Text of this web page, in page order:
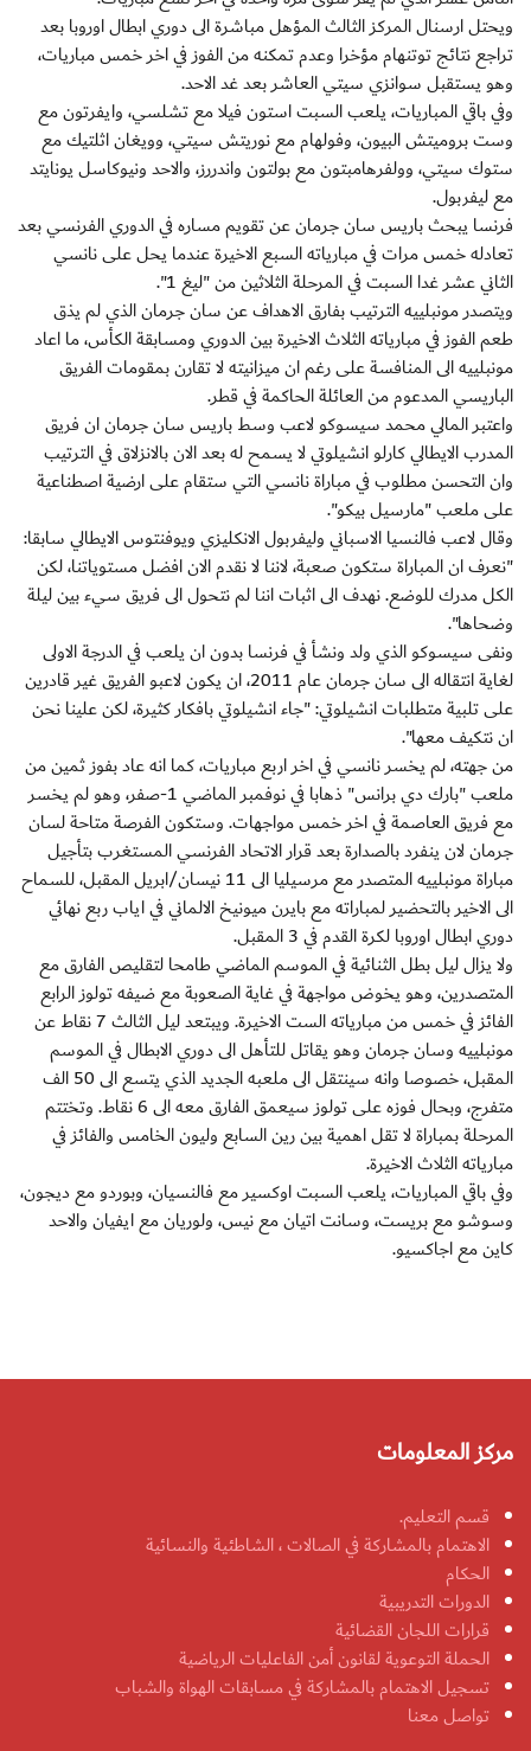
ويحتل ارسنال المركز الثالث المؤهل مباشرة الى دوري ابطال اوروبا بعد
تراجع نتائج توتنهام مؤخرا وعدم تمكنه من الفوز في اخر خمس مباريات،
وهو يستقبل سوانزي سيتي العاشر بعد غد الاحد.
وفي باقي المباريات، يلعب السبت استون فيلا مع تشلسي، وايفرتون مع
وست بروميتش البيون، وفولهام مع نوريتش سيتي، وويغان اثلتيك مع
ستوك سيتي، وولفرهامبتون مع بولتون واندررز، والاحد ونيوكاسل يونايتد
مع ليفربول.
فرنسا يبحث باريس سان جرمان عن تقويم مساره في الدوري الفرنسي بعد
تعادله خمس مرات في مبارياته السبع الاخيرة عندما يحل على نانسي
الثاني عشر غدا السبت في المرحلة الثلاثين من "ليغ 1".
ويتصدر مونبلييه الترتيب بفارق الاهداف عن سان جرمان الذي لم يذق
طعم الفوز في مبارياته الثلاث الاخيرة بين الدوري ومسابقة الكأس، ما اعاد
مونبلييه الى المنافسة على رغم ان ميزانيته لا تقارن بمقومات الفريق
الباريسي المدعوم من العائلة الحاكمة في قطر.
واعتبر المالي محمد سيسوكو لاعب وسط باريس سان جرمان ان فريق
المدرب الايطالي كارلو انشيلوتي لا يسمح له بعد الان بالانزلاق في الترتيب
وان التحسن مطلوب في مباراة نانسي التي ستقام على ارضية اصطناعية
على ملعب "مارسيل بيكو".
وقال لاعب فالنسيا الاسباني وليفربول الانكليزي ويوفنتوس الايطالي سابقا:
"نعرف ان المباراة ستكون صعبة، لاننا لا نقدم الان افضل مستوياتنا، لكن
الكل مدرك للوضع. نهدف الى اثبات اننا لم نتحول الى فريق سيء بين ليلة
وضحاها".
ونفى سيسوكو الذي ولد ونشأ في فرنسا بدون ان يلعب في الدرجة الاولى
لغاية انتقاله الى سان جرمان عام 2011، ان يكون لاعبو الفريق غير قادرين
على تلبية متطلبات انشيلوتي: "جاء انشيلوتي بافكار كثيرة، لكن علينا نحن
ان نتكيف معها".
من جهته، لم يخسر نانسي في اخر اربع مباريات، كما انه عاد بفوز ثمين من
ملعب "بارك دي برانس" ذهابا في نوفمبر الماضي 1-صفر، وهو لم يخسر
مع فريق العاصمة في اخر خمس مواجهات. وستكون الفرصة متاحة لسان
جرمان لان ينفرد بالصدارة بعد قرار الاتحاد الفرنسي المستغرب بتأجيل
مباراة مونبلييه المتصدر مع مرسيليا الى 11 نيسان/ابريل المقبل، للسماح
الى الاخير بالتحضير لمباراته مع بايرن ميونيخ الالماني في اياب ربع نهائي
دوري ابطال اوروبا لكرة القدم في 3 المقبل.
ولا يزال ليل بطل الثنائية في الموسم الماضي طامحا لتقليص الفارق مع
المتصدرين، وهو يخوض مواجهة في غاية الصعوبة مع ضيفه تولوز الرابع
الفائز في خمس من مبارياته الست الاخيرة. ويبتعد ليل الثالث 7 نقاط عن
مونبلييه وسان جرمان وهو يقاتل للتأهل الى دوري الابطال في الموسم
المقبل، خصوصا وانه سينتقل الى ملعبه الجديد الذي يتسع الى 50 الف
متفرج، وبحال فوزه على تولوز سيعمق الفارق معه الى 6 نقاط. وتختتم
المرحلة بمباراة لا تقل اهمية بين رين السابع وليون الخامس والفائز في
مبارياته الثلاث الاخيرة.
وفي باقي المباريات، يلعب السبت اوكسير مع فالنسيان، وبوردو مع ديجون،
وسوشو مع بريست، وسانت اتيان مع نيس، ولوريان مع ايفيان والاحد
كاين مع اجاكسيو.
مركز المعلومات
قسم التعليم.
الاهتمام بالمشاركة في الصالات ، الشاطئية والنسائية
الحكام
الدورات التدريبية
قرارات اللجان القضائية
الحملة التوعوية لقانون أمن الفاعليات الرياضية
تسجيل الاهتمام بالمشاركة في مسابقات الهواة والشباب
تواصل معنا